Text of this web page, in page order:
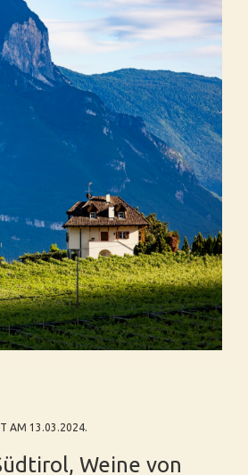
AM 13.03.2024.
Weine von